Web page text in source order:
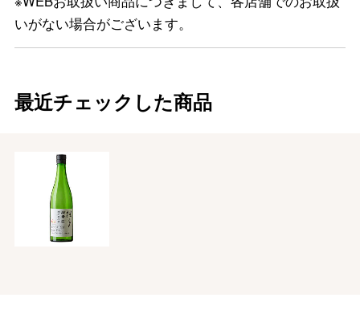
いがない場合がございます。
最近チェックした商品